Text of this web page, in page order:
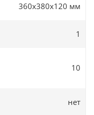
360x380x120 мм
1
10
нет